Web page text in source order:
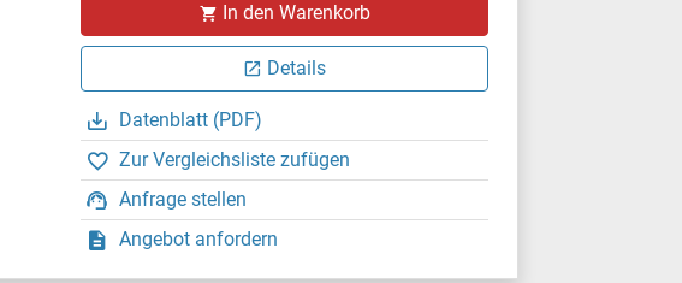
In den Warenkorb
Details
Datenblatt (PDF)
Zur Vergleichsliste zufügen
Anfrage stellen
Angebot anfordern